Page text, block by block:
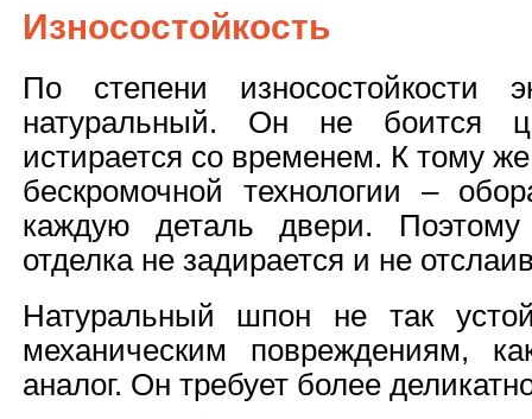
Износостойкость
По степени износостойкости
натуральный. Он не боится
истирается со временем. К тому
бескромочной технологии –
каждую деталь двери.
отделка не задирается и не
Натуральный шпон не так
механическим повреждениям,
аналог. Он требует более